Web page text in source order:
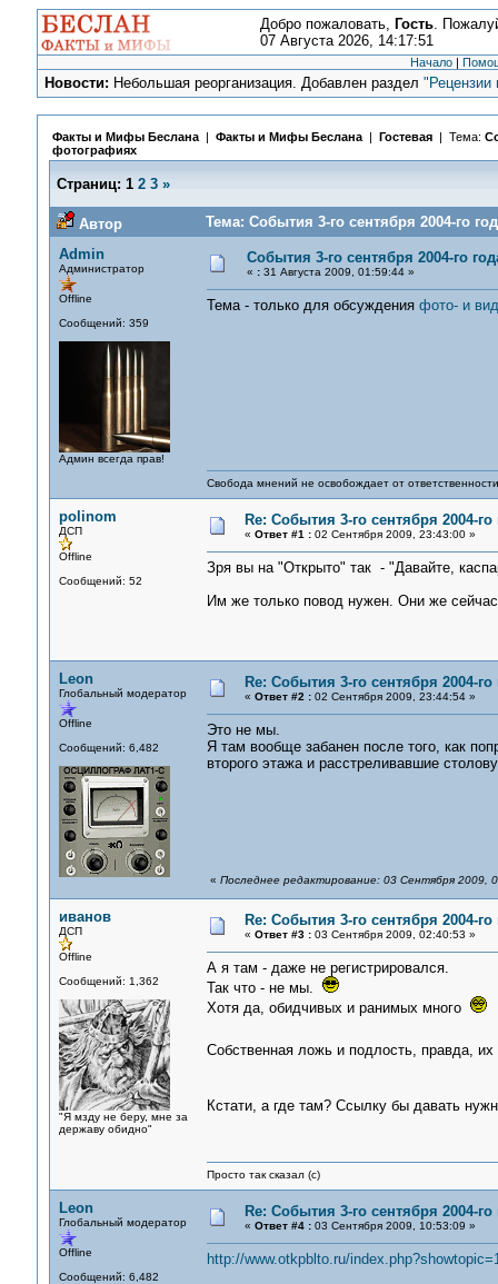
Добро пожаловать, Гость.
07 Августа 2026, 14:17:51
Начало |
Новости: Небольшая реорганизация. Добавлен раздел"Рецензии
Факты и Мифы Беслана| Факты и Мифы Беслана| Гостевая | Тема:
фотографиях
Страниц: 1 2 3 »
Автор
Тема: События 3-го сентября 2004-го
Admin
Администратор
Offline
Сообщений: 359
Админ всегда прав!
События 3-го сентября 2004-го
« :31 Августа 2009, 01:59:44 »
Тема - только для обсуждения фото- и
Свобода мнений не освобождает от
polinom
ДСП
Offline
Сообщений: 52
Re: События 3-го сентября 2004-
« Ответ #1 :02 Сентября 2009, 23:43:00 »
Зря вы на "Открыто" так - "Давайте,
Им же только повод нужен. Они же
Leon
Глобальный модератор
Offline
Сообщений: 6,482
Re: События 3-го сентября 2004-
« Ответ #2 :02 Сентября 2009, 23:44:54 »
Это не мы.
Я там вообще забанен после того, как
второго этажа и расстреливавшие
« Последнее редактирование: 03 Сентября 2009,
иванов
ДСП
Offline
Сообщений: 1,362
"Я мзду не беру, мне за
державу обидно"
Re: События 3-го сентября 2004-
« Ответ #3 :03 Сентября 2009, 02:40:53 »
А я там - даже не регистрировался.
Так что - не мы.
Хотя да, обидчивых и ранимых много
Собственная ложь и подлость, правда,
Кстати, а где там? Ссылку бы давать
Просто так сказал (с)
Leon
Глобальный модератор
Offline
Сообщений: 6,482
Re: События 3-го сентября 2004-
« Ответ #4 :03 Сентября 2009, 10:53:09 »
http://www.otkpblto.ru/